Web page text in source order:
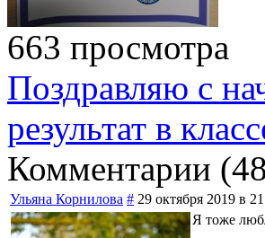
663 просмотра
Поздравляю с
результат в
Комментарии (48
Ульяна Корнилова # 29 октября 2019 в
Я тоже